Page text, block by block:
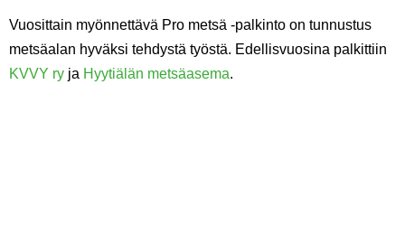
Vuosittain myönnettävä Pro metsä -palkinto on tunnustus
metsäalan hyväksi tehdystä työstä. Edellisvuosina palkittiin
KVVY ry ja Hyytiälän metsäasema.